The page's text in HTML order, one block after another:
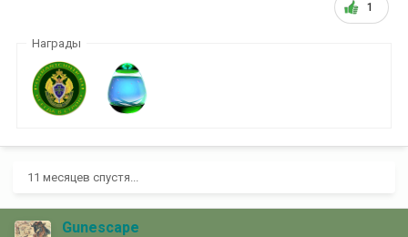
1
Награды
11 месяцев спустя...
Gunescape